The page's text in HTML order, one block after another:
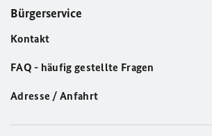
Bürgerservice
Kontakt
FAQ - häufig gestellte Fragen
Adresse / Anfahrt